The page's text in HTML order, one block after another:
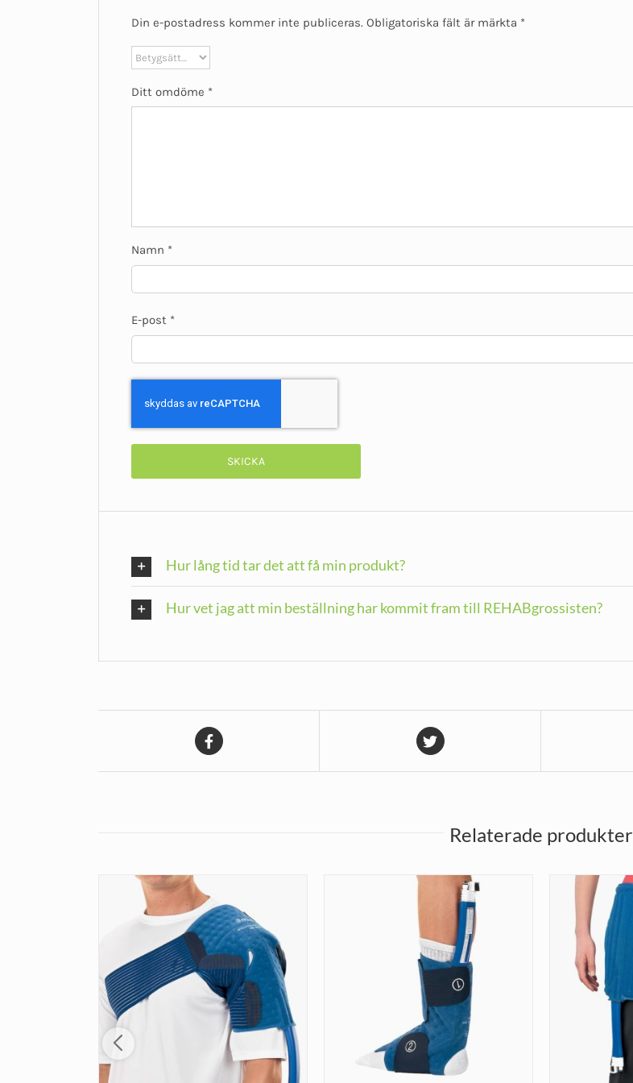
Din e-postadress kommer inte publiceras. Obligatoriska fält är märkta *
Ditt omdöme *
Namn *
E-post *
Hur lång tid tar det att få min produkt?
Hur vet jag att min beställning har kommit fram till REHABgrossisten?
Relaterade produkter